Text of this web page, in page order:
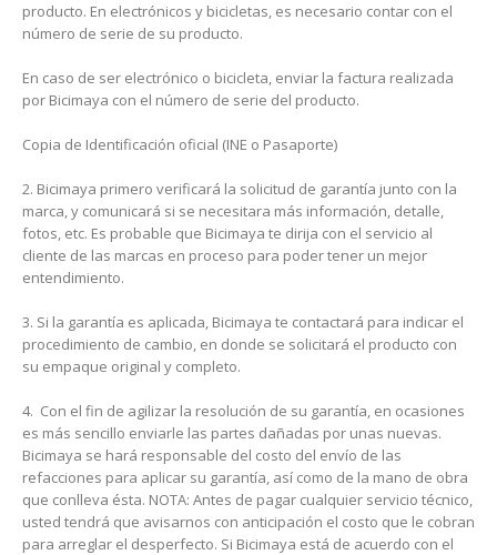
producto. En electrónicos y bicicletas, es necesario contar con el
número de serie de su producto.
En caso de ser electrónico o bicicleta, enviar la factura realizada
por Bicimaya con el número de serie del producto.
Copia de Identificación oficial (INE o Pasaporte)
2. Bicimaya primero verificará la solicitud de garantía junto con la
marca, y comunicará si se necesitara más información, detalle,
fotos, etc. Es probable que Bicimaya te dirija con el servicio al
cliente de las marcas en proceso para poder tener un mejor
entendimiento.
3. Si la garantía es aplicada, Bicimaya te contactará para indicar el
procedimiento de cambio, en donde se solicitará el producto con
su empaque original y completo.
4. Con el fin de agilizar la resolución de su garantía, en ocasiones
es más sencillo enviarle las partes dañadas por unas nuevas.
Bicimaya se hará responsable del costo del envío de las
refacciones para aplicar su garantía, así como de la mano de obra
que conlleva ésta. NOTA: Antes de pagar cualquier servicio técnico,
usted tendrá que avisarnos con anticipación el costo que le cobran
para arreglar el desperfecto. Si Bicimaya está de acuerdo con el